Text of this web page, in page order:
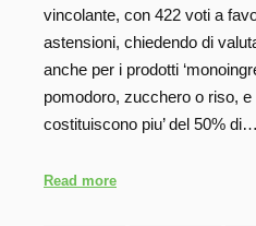
vincolante, con 422 voti a
astensioni, chiedendo di
anche per i prodotti
pomodoro, zucchero o riso,
costituiscono piu’ del 50% di…
Read more